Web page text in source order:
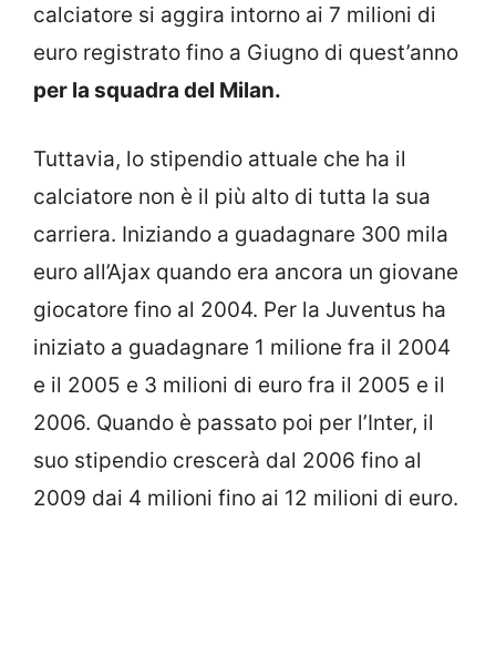
calciatore si aggira intorno ai 7 milioni di
euro registrato fino a Giugno di quest’anno
per la squadra del Milan.
Tuttavia, lo stipendio attuale che ha il
calciatore non è il più alto di tutta la sua
carriera. Iniziando a guadagnare 300 mila
euro all’Ajax quando era ancora un giovane
giocatore fino al 2004. Per la Juventus ha
iniziato a guadagnare 1 milione fra il 2004
e il 2005 e 3 milioni di euro fra il 2005 e il
2006. Quando è passato poi per l’Inter, il
suo stipendio crescerà dal 2006 fino al
2009 dai 4 milioni fino ai 12 milioni di euro.